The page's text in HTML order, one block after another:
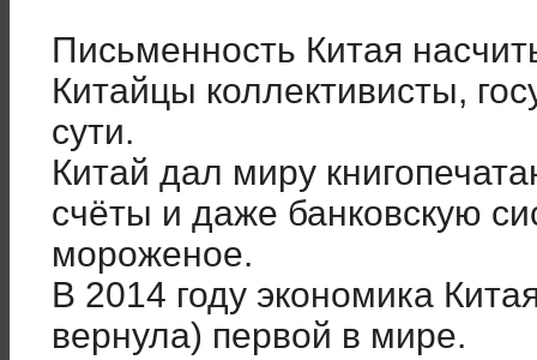
Письменность Китая
Китайцы коллективисты,
сути.
Китай дал миру
счёты и даже банковскую
мороженое.
В 2014 году экономика
вернула) первой в мире.